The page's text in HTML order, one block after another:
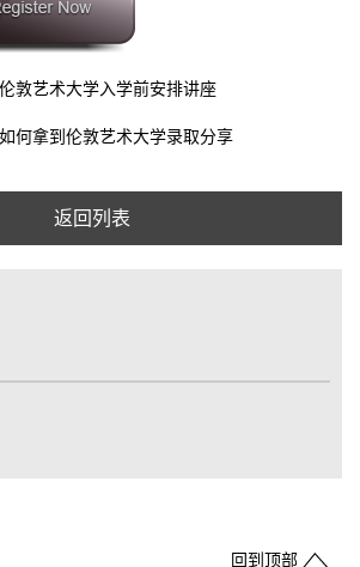
敦艺术大学入学前安排讲座
何拿到伦敦艺术大学录取分享
返回列表
回到顶部